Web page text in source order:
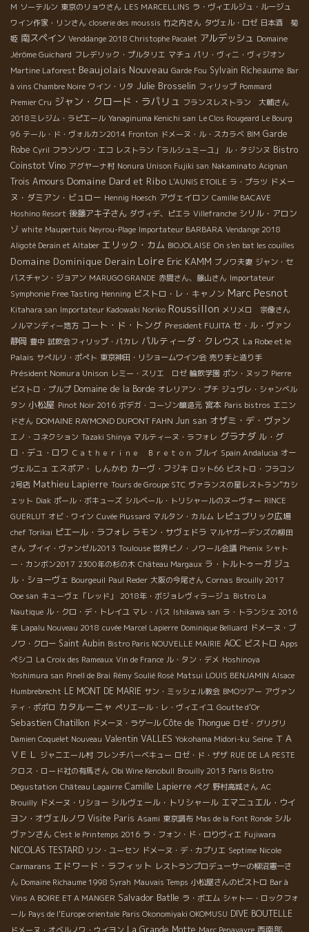
M ソーテルン 東京のリョウさん LES MARCELLINS ラ・ヴィエルジュ・ルージュ
ワイン作家・リンさん closerie des moussis 竹之内さん タヴェル・ロゼ 日本酒 菊
姫 南スペイン Venddange 2018 Christophe Pacalet アルデッシュ Domaine
Jérôme Guichard フレデリック・プルタリエ マチュ パリ・ヴィニ・ヴィジオン
Martine Laforest Beaujolais Nouveau Garde Fou Sylvain Richeaume Bar
à vins Chambre Noire ワイン・リタ Julie Brosselin フィリップ Pommard
Premier Cru ジャン・クロード・ラパリュ フランスレストラン 大輔さん
2018ミレジム・ラピエール Yanaginuma Kenichi san Le Clos Rougeard Le Bourg
96 テール・ド・ヴォルカン2014 Fronton ドメーヌ・ル・スカラベ BIM Garde
Robe Cyril フランソワ・エコ レストラン「ラルシュミーユ」 ル・タジンヌ Bistro
Coinstot Vino アグヤーナ村 Nonura Unison Fujiki san Nakaminato Acignan
Trois Amours Domaine Dard et Ribo L'AUNIS ETOILE ラ・プラツ ドメー
ヌ・ダミアン・ビュロー Hennig Hoesch アヴェイロン Camille BACAVE
Hoshino Resort 後藤アキ子さん ダヴィデ、ピエラ Villefranche シリル・アロン
ゾ white Maupertuis Neyrou-Plage Importateur BARBARA Vendange 2018
Aligoté Derain et Altaber エリック・カム BIOJOLAISE On s'en bat les couilles
Domaine Dominique Derain Loire Eric KAMM ブノワ夫妻 ジャン・セ
バスチャン・ジョアン MARUGO GRANDE 赤間さん、藤山さん Importateur
Symphonie Free Tasting Henning ビストロ・レ・キャノン Marc Pesnot
Kitahara san Importateur Kadowaki Noriko Roussillon メリメロ 宗像さん
ノルマンディー地方 コート・ド・トング President FUJITA セ・ル・ヴァン
静岡 豊中 試飲会フィリップ・パカレ パルティーダ・クレウス La Robe et le
Palais サぺルリ・ポぺト 東京神田・リショームワイン会 売り手と造り手
Président Nomura Unison レミー・スリエ ロゼ 輪飲学園 ポン・ヌッフ Pierre
ビストロ・プルプ Domaine de la Borde オレリアン・プチ ジュヴレ・シャンべル
タン 小松屋 Pinot Noir 2016 ボデガ・コーゾン醸造元 宮本 Paris bistros エニン
ドさん DOMAINE RAYMOND DUPONT FAHN Jun san オザミ・デ・ヴァン
エノ・コネクション Tazaki Shinya マルティーヌ・ラフォレ グラナダ ル・グ
ロ・デュ・ロワ Ｃａｔｈｅｒｉｎｅ Ｂｒｅｔｏｎ ブルイ Spain Andalucia オー
ヴェルニュ エスポア・ しんかわ カーヴ・フジキ ロット66 ビストロ・フラコン
2号店 Mathieu Lapierre Tours de Groupe STC ヴァランスの星レストラン”カシ
ェット Diak ポール・ボキューズ シルベール・トリシャールのヌーヴォー RINCE
GUERLUT オビ・ワイン Cuvée Plussard マルタン・カルム レピュブリック広場
chef Torikai ピエール・ラフォレ ラモン・サヴェドラ マルヤガーデンズの柳田
さん プイイ・ヴァンゼル2013 Toulouse 世界ピノ・ノワール会議 Phenix シャト
ー・カンボン2017 2300年の杉の木 Château Margaux ラ・トルトゥーガ ジュ
ル・ショーヴェ Bourgeuil Paul Reder 大阪の今尾さん Cornas Brouilly 2017
Ooe san キューヴェ「レッド」 2018年・ボジョレヴィラージュ Bistro La
Nautique ル・クロ・デ・トレイユ マレ・バス Ishikawa san ラ・トランシェ 2016
年 Lapalu Nouveau 2018 cuvée Marcel Lapierre Dominique Belluard ドメーヌ・ブ
ノワ・クロー Saint Aubin Bistro Paris NOUVELLE MAIRIE AOC ビストロ Apps
ペシコ La Croix des Rameaux Vin de France ル・タン・デメ Hoshinoya
Yoshimura san Pinell de Brai Rémy Soulié Rosé Matsui LOUIS BENJAMIN Alsace
Humbrebrecht LE MONT DE MARIE サン・ミッシェル教会 BMOツアー アヴァン
ティ・ポポロ カタルーニャ ペリエール・レ・ヴィエイユ Goutte d’Or
Sebastien Chatillon ドメーヌ・ラゲール Côte de Thongue ロゼ・グリグリ
Damien Coquelet Nouveau Valentin VALLES Yokohama Midori-ku Seine ＴＡ
ＶＥＬ
ジャニエール村 フレンチバーベキュー ロゼ・ド・ザザ RUE DE LA PESTE
クロス・ロード社の有馬さん Obi Wine Kenobull Brouilly 2013 Paris Bistro
Dégustation Château Lagairre Camille Lapierre ペグ 野村高城さん AC
Brouilly ドメーヌ・リショー シルヴェール・トリシャール エマニュエル・ウイ
ヨン・オヴェルノワ Visite Paris Asami 東京調布 Mas de la Font Ronde シル
ヴァンさん C'est le Printemps 2016 ラ・フォン・ド・ロりヴィエ Fujiwara
NICOLAS TESTARD リン・ユーセン ドメーヌ・デ・カプリエ Septime Nicole
Carmarans エドワード・ラフィット レストランプロデューサーの柳沼憲一さ
ん Domaine Richaume 1998 Syrah Mauvais Temps 小松屋さんのビストロ Bar à
Vins A BOIRE ET A MANGER Salvador Batlle ラ・ボエム シャトー・ロックフォ
ール Pays de l'Europe orientale Paris Okonomiyaki OKOMUSU DIVE BOUTELLE
ドメーヌ・オベルノワ・ウイヨン La Grande Motte Marc Penavayre 西南部